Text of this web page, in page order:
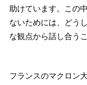
助けています。この
ないためには、どう
な観点から話し合う
フランスのマクロン